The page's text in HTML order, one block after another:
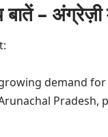
– अंग्रेज़ी
demand
Pradesh,